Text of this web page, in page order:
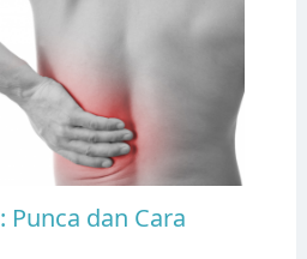
Punca dan Cara